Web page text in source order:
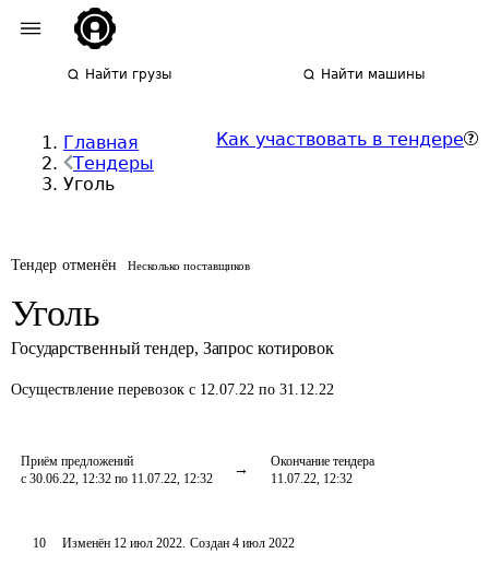
Найти грузы Найти машины
Главная
Тендеры
Уголь
Как участвовать в тендере
Тендер отменён Несколько поставщиков
Уголь
Государственный тендер, Запрос котировок
Осуществление перевозок с 12.07.22 по 31.12.22
Приём предложений
с 30.06.22, 12:32 по 11.07.22, 12:32
Окончание тендера
11.07.22, 12:32
10 Изменён 12 июл 2022. Создан 4 июл 2022